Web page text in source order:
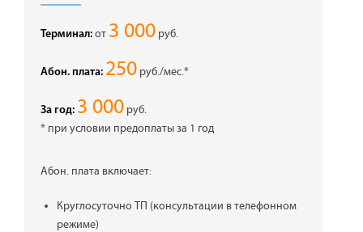
Терминал: от 3 000 руб.
Абон. плата: 250 руб./мес.*
За год: 3 000 руб.
* при условии предоплаты за 1 год
Абон. плата включает:
Круглосуточно ТП (консультации в телефонном
режиме)